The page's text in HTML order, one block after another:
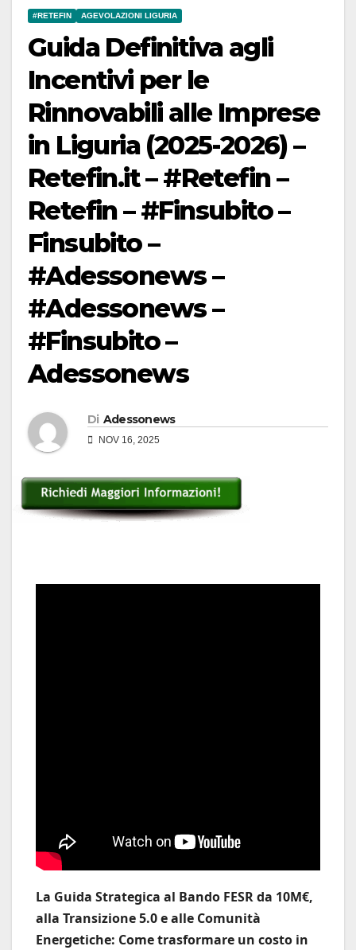
#RETEFIN AGEVOLAZIONI LIGURIA
Guida Definitiva agli
Incentivi per le
Rinnovabili alle Imprese
in Liguria (2025-2026) –
Retefin.it – #Retefin –
Retefin – #Finsubito –
Finsubito –
#Adessonews –
#Adessonews –
#Finsubito –
Adessonews
Di Adessonews
NOV 16, 2025
La Guida Strategica al Bando FESR da 10M€,
alla Transizione 5.0 e alle Comunità
Energetiche: Come trasformare un costo in